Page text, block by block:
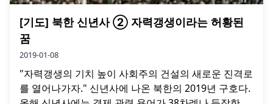
[기도] 북한 신년사 ② 자력갱생이라는 허황된
꿈
2019-01-08
"자력갱생의 기치 높이 사회주의 건설의 새로운 진격로
를 열어나가자." 신년사에 나온 북한의 2019년 구호다.